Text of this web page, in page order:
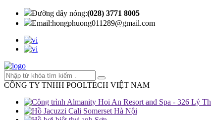
Đường dây nóng:(028) 3771 8005
Email:hongphuong011289@gmail.com
CÔNG TY TNHH POOLTECH VIỆT NAM